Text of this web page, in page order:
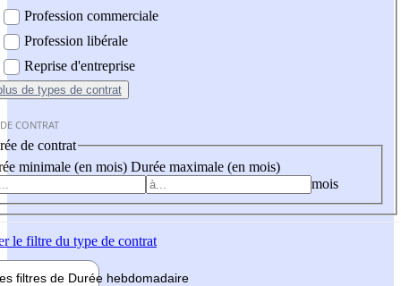
Profession commerciale
Profession libérale
Reprise d'entreprise
de types de contrat
CONTRAT
de contrat
minimale (en mois) Durée maximale (en mois)
mois
le filtre du type de contrat
filtres de Durée hebdomadaire